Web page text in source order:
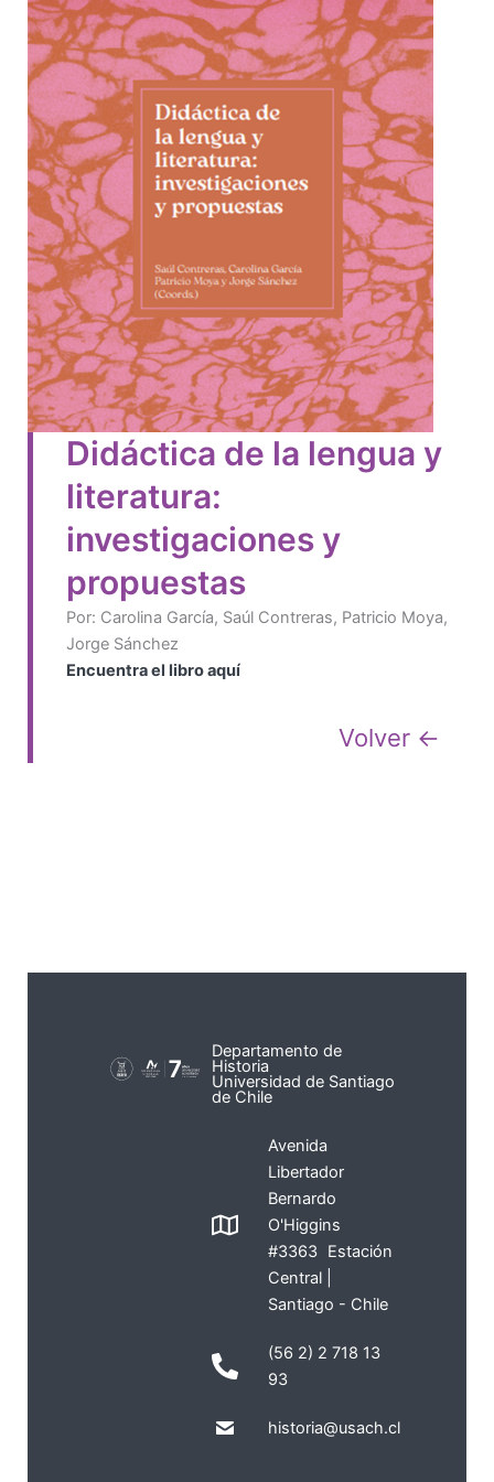
Didáctica de la lengua y
literatura:
investigaciones y
propuestas
Por: Carolina García, Saúl Contreras, Patricio Moya,
Jorge Sánchez
Encuentra el libro aquí
Volver ←
Departamento de
Historia
Universidad de Santiago
de Chile
Avenida
Libertador
Bernardo
O'Higgins
#3363 Estación
Central |
Santiago - Chile
(56 2) 2 718 13
93
historia@usach.cl